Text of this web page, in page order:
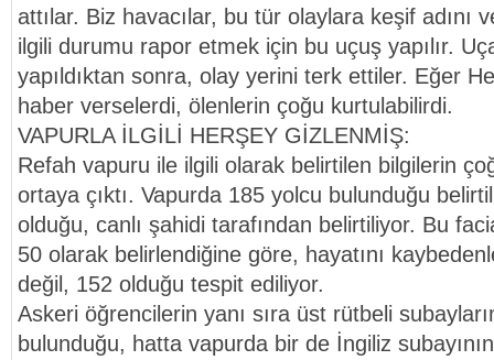
attılar. Biz havacılar, bu tür olaylara keşif adını
ilgili durumu rapor etmek için bu uçuş yapılır.
yapıldıktan sonra, olay yerini terk ettiler. Eğer
haber verselerdi, ölenlerin çoğu kurtulabilirdi.
VAPURLA İLGİLİ HERŞEY GİZLENMİŞ:
Refah vapuru ile ilgili olarak belirtilen bilgilerin
ortaya çıktı. Vapurda 185 yolcu bulunduğu
olduğu, canlı şahidi tarafından belirtiliyor. Bu
50 olarak belirlendiğine göre, hayatını
değil, 152 olduğu tespit ediliyor.
Askeri öğrencilerin yanı sıra üst rütbeli
bulunduğu, hatta vapurda bir de İngiliz